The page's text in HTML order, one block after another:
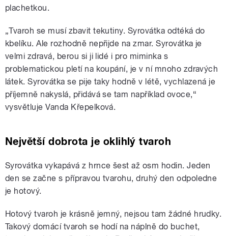
plachetkou.
„Tvaroh se musí zbavit tekutiny. Syrovátka odtéká do
kbelíku. Ale rozhodně nepřijde na zmar. Syrovátka je
velmi zdravá, berou si ji lidé i pro miminka s
problematickou pletí na koupání, je v ní mnoho zdravých
látek. Syrovátka se pije taky hodně v létě, vychlazená je
příjemně nakyslá, přidává se tam například ovoce,“
vysvětluje Vanda Křepelková.
Největší dobrota je oklihlý tvaroh
Syrovátka vykapává z hrnce šest až osm hodin. Jeden
den se začne s přípravou tvarohu, druhý den odpoledne
je hotový.
Hotový tvaroh je krásně jemný, nejsou tam žádné hrudky.
Takový domácí tvaroh se hodí na náplně do buchet,